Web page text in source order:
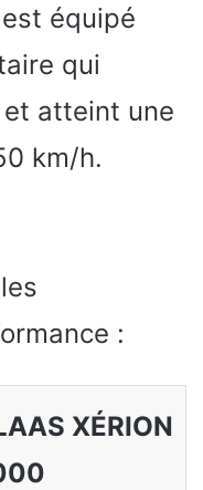
équipé
qui
atteint une
km/h.
:
XÉRION